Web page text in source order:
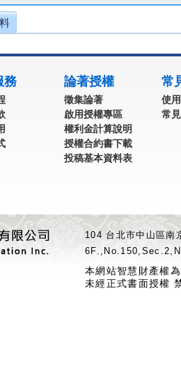
務 論著授權
徵集論著
啟用授權專區
權利金計算說明
授權合約書下載
投稿基本資料表
常
使
常
104 台北市中山區
本網站智慧財產權
未經正式書面授權